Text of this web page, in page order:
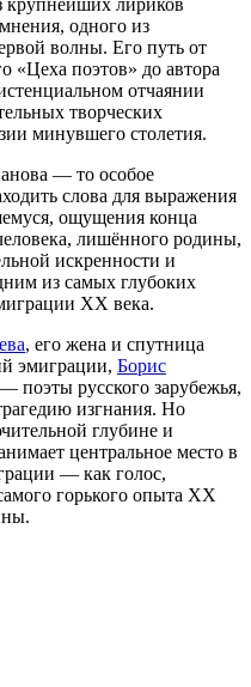
крупнейших лириков
одного из
волны. Его путь от
«Цеха поэтов» до автора
отчаянии
творческих
минувшего столетия.
— то особое
слова для выражения
ощущения конца
лишённого родины,
искренности и
из самых глубоких
XX века.
, его жена и спутница
эмиграции, Борис
— поэты русского зарубежья,
изгнания. Но
глубине и
центральное место в
— как голос,
горького опыта XX